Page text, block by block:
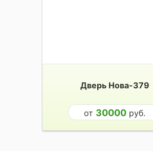
Дверь Нова-379
от 30000 руб.